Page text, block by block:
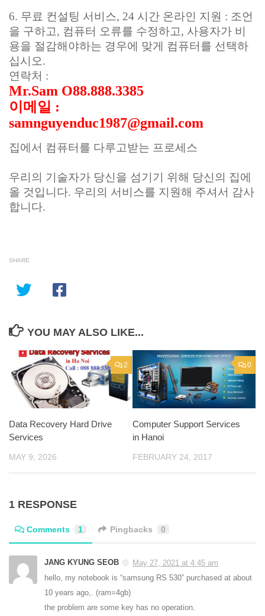
6. 무료 컨설팅 서비스, 24 시간 온라인 지원 : 조언
을 구하고, 컴퓨터 오류를 수정하고, 사용자가 비
용을 절감해야하는 경우에 맞게 컴퓨터를 선택하
십시오.
연락처 :
Mr.Sam O88.888.3385
이메일 :
samnguyenduc1987@gmail.com
집에서 컴퓨터를 다루고받는 프로세스
우리의 기술자가 당신을 섬기기 위해 당신의 집에
올 것입니다. 우리의 서비스를 지원해 주셔서 감사
합니다.
SHARE
YOU MAY ALSO LIKE...
2
Data Recovery Hard Drive
Services
MAY 9, 2026
0
Computer Support Services
in Hanoi
FEBRUARY 24, 2017
1 RESPONSE
Comments 1 Pingbacks 0
JANG KYUNG SEOB
May 27, 2021 at 4:45 am
hello, my notebook is “samsung RS 530” purchased at about
10 years ago,. (ram=4gb)
the problem are some key has no operation.